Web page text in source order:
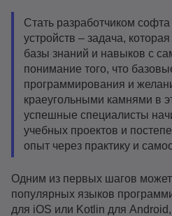
Стать разработчиком
устройств – задача,
базы знаний и навыков с
понимание того, что
программирования и
краеугольными камнями в
успешные специалисты
учебных проектов и
опыт через практику и
Одним из первых шагов может
популярных языков
для iOS или Kotlin для